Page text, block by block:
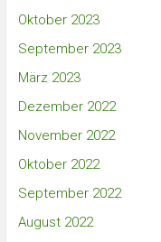
Oktober 2023
September 2023
März 2023
Dezember 2022
November 2022
Oktober 2022
September 2022
August 2022